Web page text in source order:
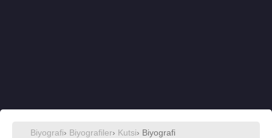
Biyografi› Biyografiler› Kutsi› Biyografi